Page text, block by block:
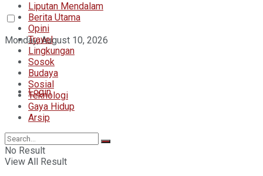
Monday, August 10, 2026
Login
Liputan Mendalam
Berita Utama
Opini
Travel
Lingkungan
Sosok
Budaya
Sosial
Teknologi
Gaya Hidup
Arsip
No Result
View All Result